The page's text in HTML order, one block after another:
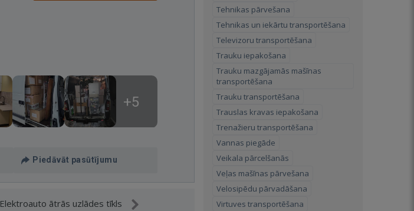
+5
Piedāvāt pasūtījumu
Elektroauto ātrās uzlādes tīkls
Tehnikas pārvešana
Tehnikas un iekārtu transportēšana
Televizoru transportēšana
Trauku iepakošana
Trauku mazgājamās mašīnas
transportēšana
Trauku transportēšana
Trauslas kravas iepakošana
Trenažieru transportēšana
Vannas piegāde
Veikala pārcelšanās
Veļas mašīnas pārvešana
Velosipēdu pārvadāšana
Virtuves transportēšana